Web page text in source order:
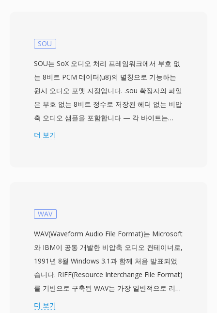
SOU
SOU는 SoX 오디오 처리 프레임워크에서 부호 없
는 8비트 PCM 데이터(u8)의 별칭으로 기능하는
원시 오디오 포맷 지정입니다. .sou 확장자의 파일
은 부호 없는 8비트 정수로 저장된 헤더 없는 비압
축 오디오 샘플을 포함합니다 — 각 바이트는
0~255의 단일 진폭 값을 나타내며, 128이 무음 중
은 WAV나 AIFF 같은 구조화된 오디오 컨테이너보
입니다. 원시 부호 없는 PCM은 저장 제약과 제한
된 처리 능력으로 헤더 없는 포맷이 실용적이던
1980년대 후반~1990년대 초에 초기 사운드 카드
와 디지타이저에 의해 일반적으로 생성되었습니
다. 장점은 절대적 단순성입니다: SOU 파일은 컨
테이너 구조 파싱이나 메타데이터 디코딩 없이 기
더 보기
WAV
WAV(Waveform Audio File Format)는 Microsoft
와 IBM이 공동 개발한 비압축 오디오 컨테이너로,
1991년 8월 Windows 3.1과 함께 처음 발표되었
습니다. RIFF(Resource Interchange File Format)
를 기반으로 구축된 WAV는 가장 일반적으로 리니
어 펄스 코드 변조(LPCM)로 오디오 데이터를 저
더 보기